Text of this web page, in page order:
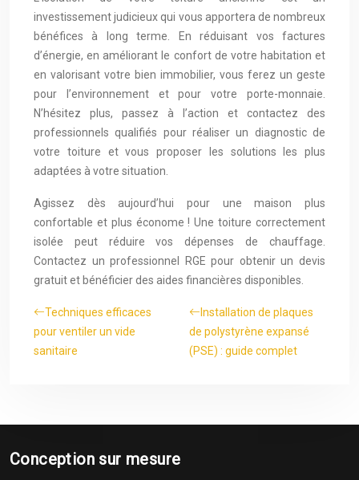
investissement judicieux qui vous apportera de nombreux
bénéfices à long terme. En réduisant vos factures
d’énergie, en améliorant le confort de votre habitation et
en valorisant votre bien immobilier, vous ferez un geste
pour l’environnement et pour votre porte-monnaie.
N’hésitez plus, passez à l’action et contactez des
professionnels qualifiés pour réaliser un diagnostic de
votre toiture et vous proposer les solutions les plus
adaptées à votre situation.
Agissez dès aujourd’hui pour une maison plus
confortable et plus économe ! Une toiture correctement
isolée peut réduire vos dépenses de chauffage.
Contactez un professionnel RGE pour obtenir un devis
gratuit et bénéficier des aides financières disponibles.
Techniques efficaces
pour ventiler un vide
sanitaire
Installation de plaques
de polystyrène expansé
(PSE) : guide complet
Conception sur mesure